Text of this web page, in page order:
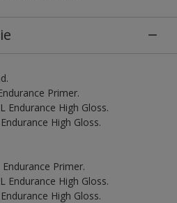
Primer.
Endurance High Gloss.
High Gloss.
Primer.
Endurance High Gloss.
High Gloss.